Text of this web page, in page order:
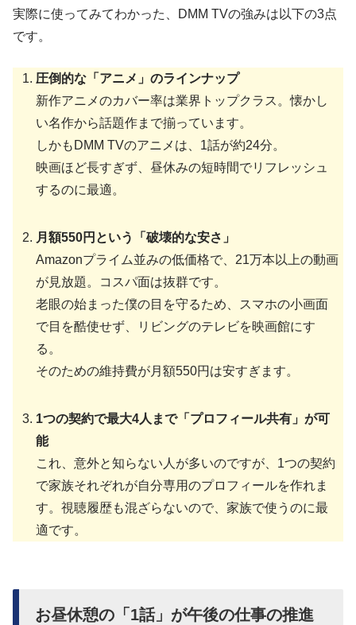
実際に使ってみてわかった、DMM TVの強みは以下の3点
です。
圧倒的な「アニメ」のラインナップ
新作アニメのカバー率は業界トップクラス。懐かし
い名作から話題作まで揃っています。
しかもDMM TVのアニメは、1話が約24分。
映画ほど長すぎず、昼休みの短時間でリフレッシュ
するのに最適。
月額550円という「破壊的な安さ」
Amazonプライム並みの低価格で、21万本以上の動画
が見放題。コスパ面は抜群です。
老眼の始まった僕の目を守るため、スマホの小画面
で目を酷使せず、リビングのテレビを映画館にす
る。
そのための維持費が月額550円は安すぎます。
1つの契約で最大4人まで「プロフィール共有」が可
能
これ、意外と知らない人が多いのですが、1つの契約
で家族それぞれが自分専用のプロフィールを作れま
す。視聴履歴も混ざらないので、家族で使うのに最
適です。
お昼休憩の「1話」が午後の仕事の推進